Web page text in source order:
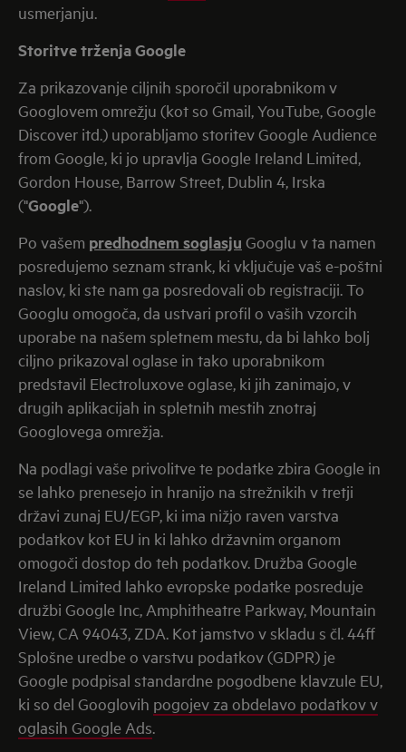
usmerjanju.
Storitve trženja Google
Za prikazovanje ciljnih sporočil uporabnikom v
Googlovem omrežju (kot so Gmail, YouTube, Google
Discover itd.) uporabljamo storitev Google Audience
from Google, ki jo upravlja Google Ireland Limited,
Gordon House, Barrow Street, Dublin 4, Irska
("Google").
Po vašem predhodnem soglasju Googlu v ta namen
posredujemo seznam strank, ki vključuje vaš e-poštni
naslov, ki ste nam ga posredovali ob registraciji. To
Googlu omogoča, da ustvari profil o vaših vzorcih
uporabe na našem spletnem mestu, da bi lahko bolj
ciljno prikazoval oglase in tako uporabnikom
predstavil Electroluxove oglase, ki jih zanimajo, v
drugih aplikacijah in spletnih mestih znotraj
Googlovega omrežja.
Na podlagi vaše privolitve te podatke zbira Google in
se lahko prenesejo in hranijo na strežnikih v tretji
državi zunaj EU/EGP, ki ima nižjo raven varstva
podatkov kot EU in ki lahko državnim organom
omogoči dostop do teh podatkov. Družba Google
Ireland Limited lahko evropske podatke posreduje
družbi Google Inc, Amphitheatre Parkway, Mountain
View, CA 94043, ZDA. Kot jamstvo v skladu s čl. 44ff
Splošne uredbe o varstvu podatkov (GDPR) je
Google podpisal standardne pogodbene klavzule EU,
ki so del Googlovih pogojev za obdelavo podatkov v
oglasih Google Ads.